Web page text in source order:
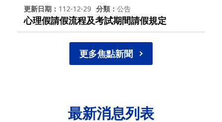
更新日期 112-12-29 分類 公告
心理假請假流程及考試期間請假規定
更多焦點新聞
最新消息列表